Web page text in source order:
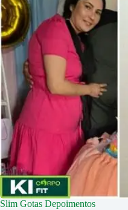
Slim Gotas Depoimentos